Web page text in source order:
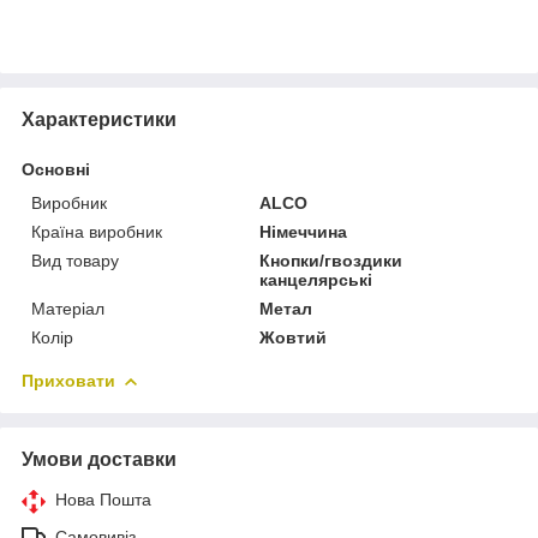
Характеристики
Основні
Виробник
ALCO
Країна виробник
Німеччина
Вид товару
Кнопки/гвоздики
канцелярські
Матеріал
Метал
Колір
Жовтий
Приховати
Умови доставки
Нова Пошта